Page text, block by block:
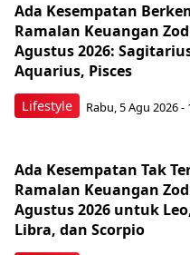
Lifestyle
Ada Kesempatan
Ramalan Keuangan
Agustus 2026:
Aquarius, Pisces
Rabu, 5 Agu 2026 -
Ada Kesempatan Tak
Ramalan Keuangan
Agustus 2026 untuk
Libra, dan Scorpio